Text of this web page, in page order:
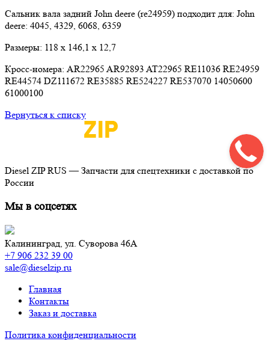
Сальник вала задний John deere (re24959) подходит для: John
deere: 4045, 4329, 6068, 6359
Размеры: 118 x 146,1 x 12,7
Кросс-номера: AR22965 AR92893 AT22965 RE11036 RE24959
RE44574 DZ111672 RE35885 RE524227 RE537070 14050600
61000100
Вернуться к списку
Diesel ZIP RUS — Запчасти для спецтехники с доставкой по
России
Мы в соцсетях
Калининград, ул. Суворова 46А
+7 906 232 39 00
sale@dieselzip.ru
Главная
Контакты
Заказ и доставка
Политика конфиденциальности